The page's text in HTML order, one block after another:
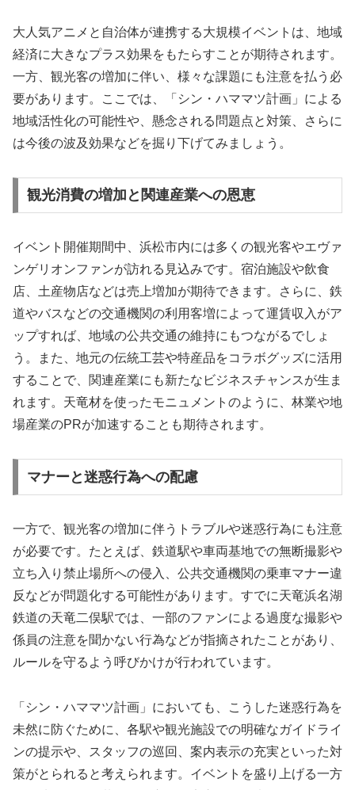
大人気アニメと自治体が連携する大規模イベントは、地域
経済に大きなプラス効果をもたらすことが期待されます。
一方、観光客の増加に伴い、様々な課題にも注意を払う必
要があります。ここでは、「シン・ハママツ計画」による
地域活性化の可能性や、懸念される問題点と対策、さらに
は今後の波及効果などを掘り下げてみましょう。
観光消費の増加と関連産業への恩恵
イベント開催期間中、浜松市内には多くの観光客やエヴァ
ンゲリオンファンが訪れる見込みです。宿泊施設や飲食
店、土産物店などは売上増加が期待できます。さらに、鉄
道やバスなどの交通機関の利用客増によって運賃収入がア
ップすれば、地域の公共交通の維持にもつながるでしょ
う。また、地元の伝統工芸や特産品をコラボグッズに活用
することで、関連産業にも新たなビジネスチャンスが生ま
れます。天竜材を使ったモニュメントのように、林業や地
場産業のPRが加速することも期待されます。
マナーと迷惑行為への配慮
一方で、観光客の増加に伴うトラブルや迷惑行為にも注意
が必要です。たとえば、鉄道駅や車両基地での無断撮影や
立ち入り禁止場所への侵入、公共交通機関の乗車マナー違
反などが問題化する可能性があります。すでに天竜浜名湖
鉄道の天竜二俣駅では、一部のファンによる過度な撮影や
係員の注意を聞かない行為などが指摘されたことがあり、
ルールを守るよう呼びかけが行われています。
「シン・ハママツ計画」においても、こうした迷惑行為を
未然に防ぐために、各駅や観光施設での明確なガイドライ
ンの提示や、スタッフの巡回、案内表示の充実といった対
策がとられると考えられます。イベントを盛り上げる一方